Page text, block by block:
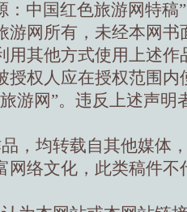
：中国红色旅游网特稿
游网所有，未经本网书
用其他方式使用上述作
授权人应在授权范围内
游网”。违反上述声明
，均转载自其他媒体
网络文化，此类稿件不